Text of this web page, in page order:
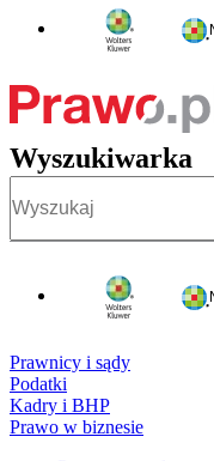
Wyszukiwarka
Prawnicy i sądy
Podatki
Kadry i BHP
Prawo w biznesie